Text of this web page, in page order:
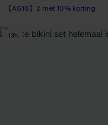
【AG18】2 met 10% korting
-13%